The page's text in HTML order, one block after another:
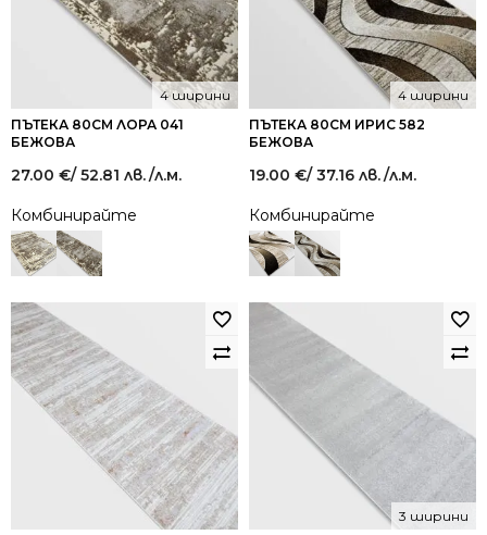
ПЪТЕКА 80СМ ЛОРА 041
БЕЖОВА
4 ширини
27.00 €/ 52.81 лв./л.м.
Комбинирайте
ПЪТЕКА 80СМ ИРИС 582
БЕЖОВА
4 ширини
19.00 €/ 37.16 лв./л.м.
Комбинирайте
3 ширини